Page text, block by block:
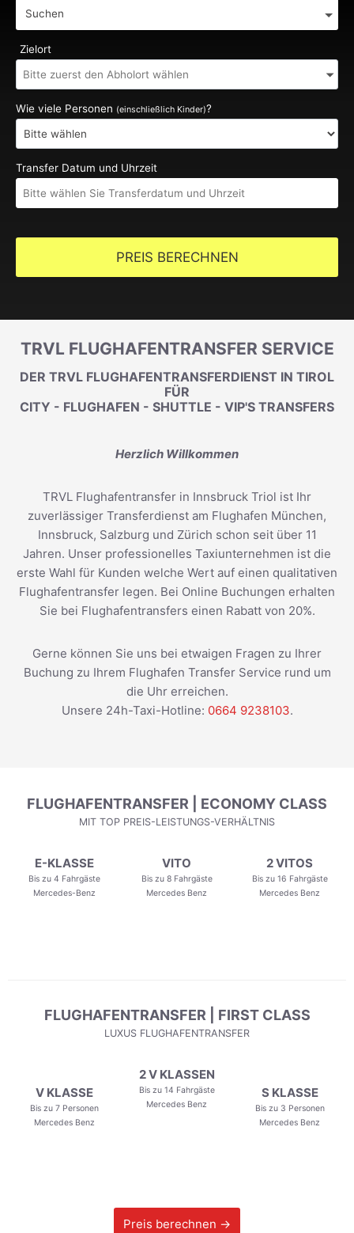
Suchen
Zielort
Wie viele Personen (einschließlich Kinder)?
Transfer Datum und Uhrzeit
PREIS BERECHNEN
TRVL FLUGHAFENTRANSFER SERVICE
DER TRVL FLUGHAFENTRANSFERDIENST IN TIROL
FÜR
CITY - FLUGHAFEN - SHUTTLE - VIP'S TRANSFERS
Herzlich Willkommen
TRVL Flughafentransfer in Innsbruck Triol ist Ihr
zuverlässiger Transferdienst am Flughafen München,
Innsbruck, Salzburg und Zürich schon seit über 11
Jahren. Unser professionelles Taxiunternehmen ist die
erste Wahl für Kunden welche Wert auf einen qualitativen
Flughafentransfer legen. Bei Online Buchungen erhalten
Sie bei Flughafentransfers einen Rabatt von 20%.
Gerne können Sie uns bei etwaigen Fragen zu Ihrer
Buchung zu Ihrem Flughafen Transfer Service rund um
die Uhr erreichen.
Unsere 24h-Taxi-Hotline: 0664 9238103.
FLUGHAFENTRANSFER | ECONOMY CLASS
MIT TOP PREIS-LEISTUNGS-VERHÄLTNIS
E-KLASSE
Bis zu 4 Fahrgäste
Mercedes-Benz
VITO
Bis zu 8 Fahrgäste
Mercedes Benz
2 VITOS
Bis zu 16 Fahrgäste
Mercedes Benz
FLUGHAFENTRANSFER | FIRST CLASS
LUXUS FLUGHAFENTRANSFER
V KLASSE
Bis zu 7 Personen
Mercedes Benz
2 V KLASSEN
Bis zu 14 Fahrgäste
Mercedes Benz
S KLASSE
Bis zu 3 Personen
Mercedes Benz
Preis berechnen →